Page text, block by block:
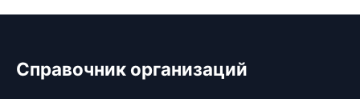
Справочник организаций